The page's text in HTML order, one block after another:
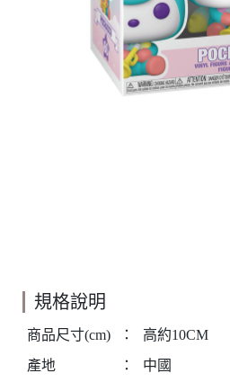
規格說明
商品尺寸(cm) ：
高約10CM
產地
：
中國